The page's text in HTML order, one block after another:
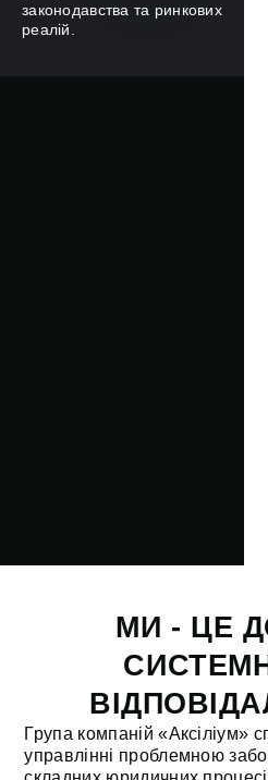
законодавства та ринкових
реалій.
МИ - ЦЕ
Група компаній «Аксіліум»
управлінні проблемною